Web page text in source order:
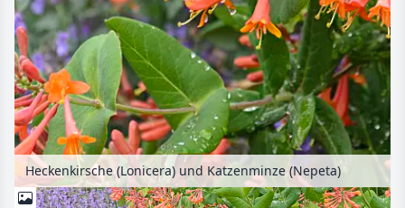
Heckenkirsche (Lonicera) und Katzenminze (Nepeta)